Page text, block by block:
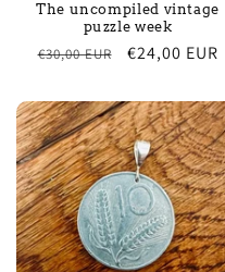
The uncompiled vintage
puzzle week
Regular
€30,00 EUR
Sale
€24,00 EUR